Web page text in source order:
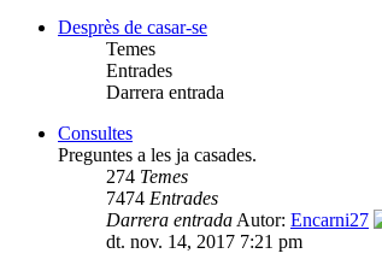
Desprès de casar-se
Temes
Entrades
Darrera entrada
Consultes
Preguntes a les ja casades.
274 Temes
7474 Entrades
Darrera entrada Autor: Encarni27
dt. nov. 14, 2017 7:21 pm